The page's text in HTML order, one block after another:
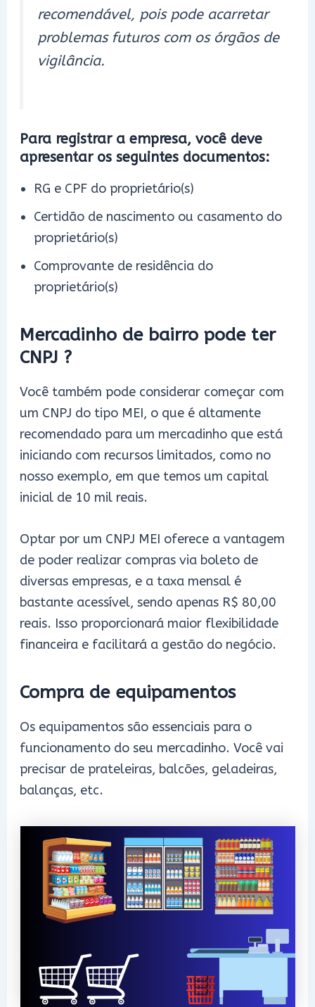
recomendável, pois pode acarretar
problemas futuros com os órgãos de
vigilância.
Para registrar a empresa, você deve
apresentar os seguintes documentos:
RG e CPF do proprietário(s)
Certidão de nascimento ou casamento do
proprietário(s)
Comprovante de residência do
proprietário(s)
Mercadinho de bairro pode ter
CNPJ ?
Você também pode considerar começar com
um CNPJ do tipo MEI, o que é altamente
recomendado para um mercadinho que está
iniciando com recursos limitados, como no
nosso exemplo, em que temos um capital
inicial de 10 mil reais.
Optar por um CNPJ MEI oferece a vantagem
de poder realizar compras via boleto de
diversas empresas, e a taxa mensal é
bastante acessível, sendo apenas R$ 80,00
reais. Isso proporcionará maior flexibilidade
financeira e facilitará a gestão do negócio.
Compra de equipamentos
Os equipamentos são essenciais para o
funcionamento do seu mercadinho. Você vai
precisar de prateleiras, balcões, geladeiras,
balanças, etc.